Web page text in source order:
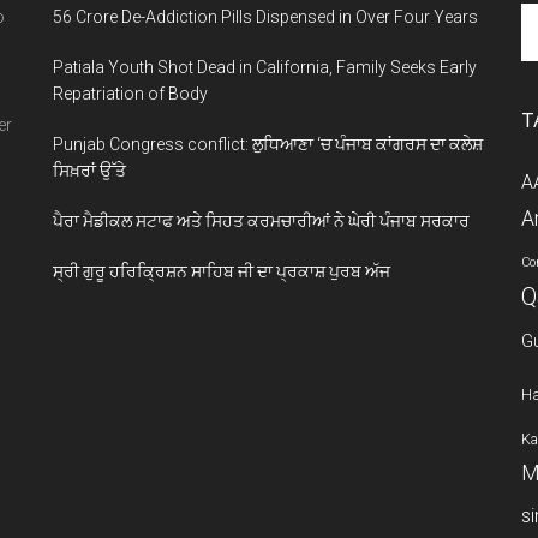
56 Crore De-Addiction Pills Dispensed in Over Four Years
Patiala Youth Shot Dead in California, Family Seeks Early
Repatriation of Body
Punjab Congress conflict: ਲੁਧਿਆਣਾ ‘ਚ ਪੰਜਾਬ ਕਾਂਗਰਸ ਦਾ ਕਲੇਸ਼
ਸਿਖ਼ਰਾਂ ਉੱਤੇ
ਪੈਰਾ ਮੈਡੀਕਲ ਸਟਾਫ ਅਤੇ ਸਿਹਤ ਕਰਮਚਾਰੀਆਂ ਨੇ ਘੇਰੀ ਪੰਜਾਬ ਸਰਕਾਰ
ਸ੍ਰੀ ਗੁਰੂ ਹਰਿਕ੍ਰਿਸ਼ਨ ਸਾਹਿਬ ਜੀ ਦਾ ਪ੍ਰਕਾਸ਼ ਪੁਰਬ ਅੱਜ